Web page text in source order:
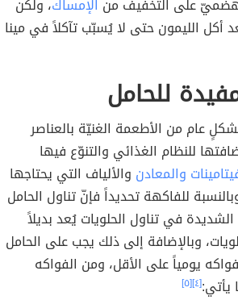
على التخفيف من الإمساك، ولكن
أكل الليمون حتى لا يُسبّب تآكلاً في مينا
للحامل
عام من الأطعمة الغنيّة بالعناصر
للنظام الغذائي والتنوّع فيها
والمعادن والألياف التي يحتاجها
للفاكهة تحديداً فإنّ تناول الحامل
الشديدة في تناول الحلويات يُعد بديلاً
وبالإضافة إلى ذلك يجب على الحامل
الفواكه يومياً على الأقل، ومن الفواكه
يأتي:[٤] [٥]